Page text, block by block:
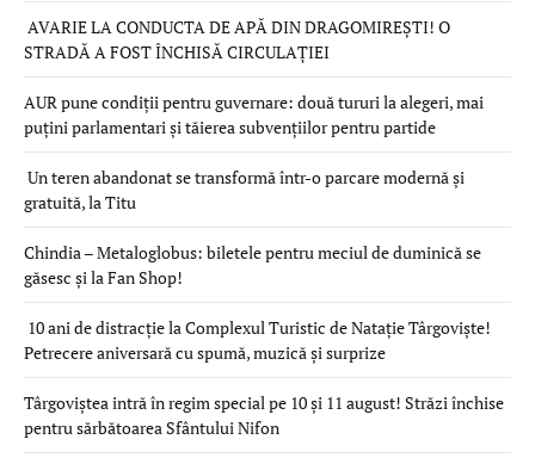
AVARIE LA CONDUCTA DE APĂ DIN DRAGOMIREȘTI! O
STRADĂ A FOST ÎNCHISĂ CIRCULAȚIEI
AUR pune condiții pentru guvernare: două tururi la alegeri, mai
puțini parlamentari și tăierea subvențiilor pentru partide
Un teren abandonat se transformă într-o parcare modernă și
gratuită, la Titu
Chindia – Metaloglobus: biletele pentru meciul de duminică se
găsesc și la Fan Shop!
10 ani de distracție la Complexul Turistic de Natație Târgoviște!
Petrecere aniversară cu spumă, muzică și surprize
Târgoviștea intră în regim special pe 10 și 11 august! Străzi închise
pentru sărbătoarea Sfântului Nifon